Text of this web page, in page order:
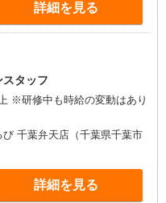
詳細を見る
スタッフ
※研修中も時給の変動はあり
千葉弁天店（千葉県千葉市
詳細を見る